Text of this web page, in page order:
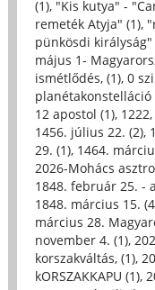
(1), "Kis kutya" -
remeték Atyja" (1),
pünkösdi királyság"
május 1-
ismétlődés, (1), 0
planétakonstelláció
12 apostol (1),
1456. július 22. (2),
29. (1), 1464.
2026-Mohács
1848. február 25. -
1848. március 15.
március 28.
november 4. (1),
korszakváltás, (1),
kORSZAKKAPU (1),